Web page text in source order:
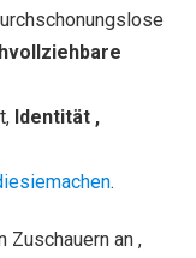
Identität ,
.
Zuschauern an ,